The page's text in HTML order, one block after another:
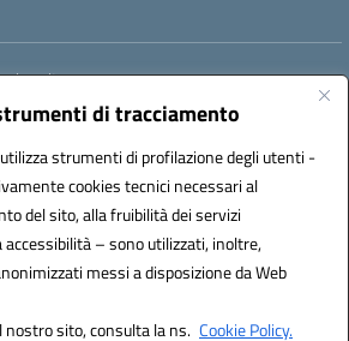
di tracciamento
strumenti di profilazione degli utenti -
cookies tecnici necessari al
del sito, alla fruibilità dei servizi
accessibilità – sono utilizzati, inoltre,
messi a disposizione da Web
nostro sito, consulta la ns. Cookie Policy.
ROMA (RM)
063216207
Powered by 3D Solution S.r.l.